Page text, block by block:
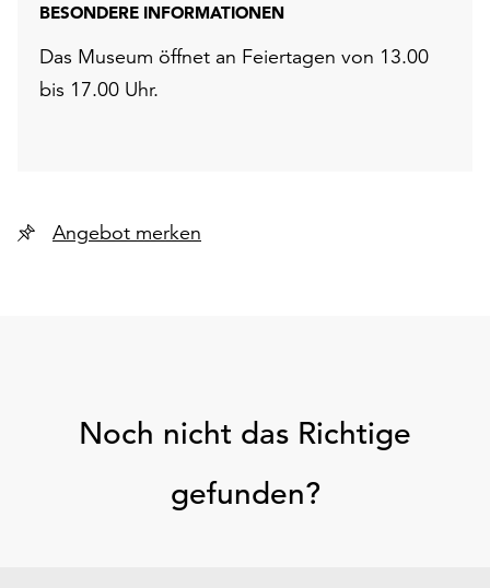
BESONDERE INFORMATIONEN
Das Museum öffnet an Feiertagen von 13.00
bis 17.00 Uhr.
Angebot merken
Noch nicht das Richtige
gefunden?